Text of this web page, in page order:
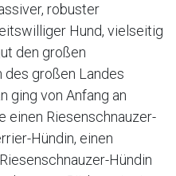
robuster
Hund, vielseitig
den großen
großen Landes
ging von Anfang an
einen Riesenschnauzer-
Hündin, einen
Hündin